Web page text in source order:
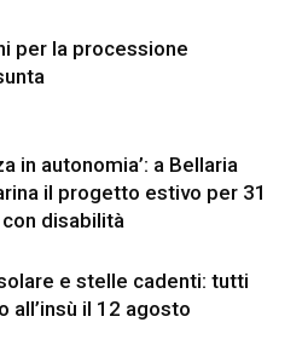
per la processione
in autonomia’: a Bellaria
il progetto estivo per 31
disabilità
e stelle cadenti: tutti
all’insù il 12 agosto